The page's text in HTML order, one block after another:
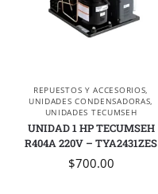
REPUESTOS Y ACCESORIOS,
UNIDADES CONDENSADORAS,
UNIDADES TECUMSEH
UNIDAD 1 HP TECUMSEH
R404A 220V – TYA2431ZES
$700.00